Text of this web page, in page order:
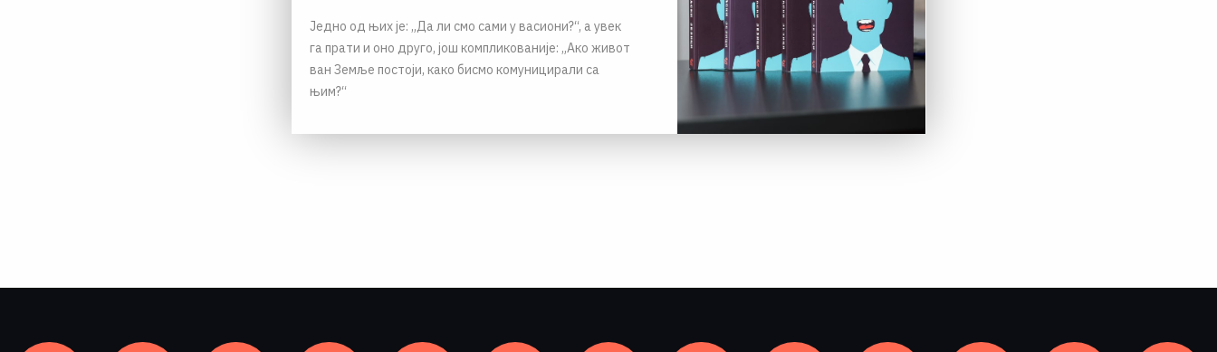
Једно од њих је: „Да ли смо сами у васиони?“, а увек
га прати и оно друго, још компликованије: „Ако живот
ван Земље постоји, како бисмо комуницирали са
њим?“